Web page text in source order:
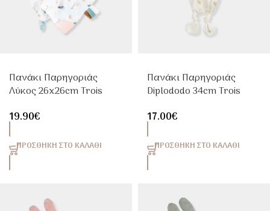
Πανάκι Παρηγοριάς
Λύκος 26x26cm Trois
19.90€
ΠΡΟΣΘΉΚΗ ΣΤΟ ΚΑΛΆΘΙ
Πανάκι Παρηγοριάς
Diplododo 34cm Trois
17.00€
ΠΡΟΣΘΉΚΗ ΣΤΟ ΚΑΛΆΘΙ